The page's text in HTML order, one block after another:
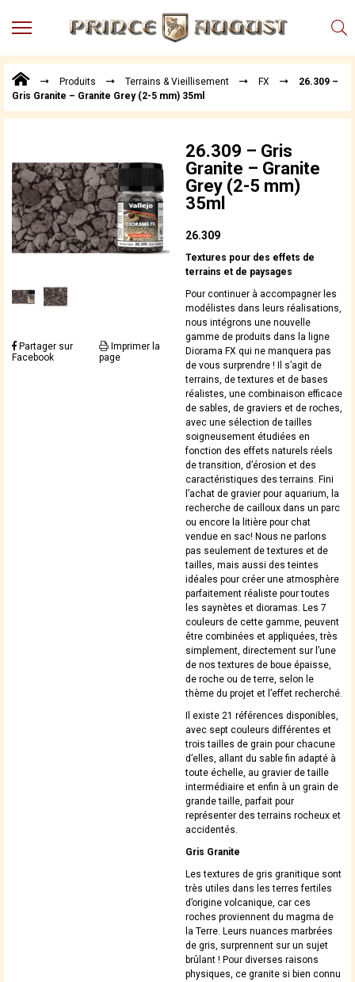
MENU
Points
de
Vente
Téléchargements
Techniques,
trucs et
astuces
Produits Terrains & Vieillisement FX
26.309 –
Gris Granite – Granite Grey (2-5 mm) 35ml
Partager sur
Facebook
Imprimer la
page
26.309 – Gris
Granite – Granite
Grey (2-5 mm)
35ml
26.309
Textures pour des effets de
terrains et de paysages
Pour continuer à accompagner les
modélistes dans leurs réalisations,
nous intégrons une nouvelle
gamme de produits dans la ligne
Diorama FX qui ne manquera pas
de vous surprendre ! Il s’agit de
terrains, de textures et de bases
réalistes, une combinaison efficace
de sables, de graviers et de roches,
avec une sélection de tailles
soigneusement étudiées en
fonction des effets naturels réels
de transition, d’érosion et des
caractéristiques des terrains. Fini
l’achat de gravier pour aquarium, la
recherche de cailloux dans un parc
ou encore la litière pour chat
vendue en sac! Nous ne parlons
pas seulement de textures et de
tailles, mais aussi des teintes
idéales pour créer une atmosphère
parfaitement réaliste pour toutes
les saynètes et dioramas. Les 7
couleurs de cette gamme, peuvent
être combinées et appliquées, très
simplement, directement sur l’une
de nos textures de boue épaisse,
de roche ou de terre, selon le
thème du projet et l’effet recherché.
Il existe 21 références disponibles,
avec sept couleurs différentes et
trois tailles de grain pour chacune
d’elles, allant du sable fin adapté à
toute échelle, au gravier de taille
intermédiaire et enfin à un grain de
grande taille, parfait pour
représenter des terrains rocheux et
accidentés.
Gris Granite
Les textures de gris granitique sont
très utiles dans les terres fertiles
d’origine volcanique, car ces
roches proviennent du magma de
la Terre. Leurs nuances marbrées
de gris, surprennent sur un sujet
brûlant ! Pour diverses raisons
physiques, ce granite si bien connu